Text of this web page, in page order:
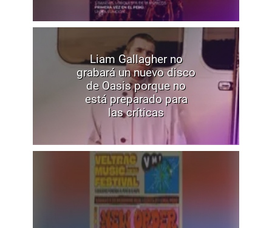
Liam Gallagher no
grabará un nuevo disco
de Oasis porque no
está preparado para
las críticas